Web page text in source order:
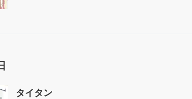
タイタン